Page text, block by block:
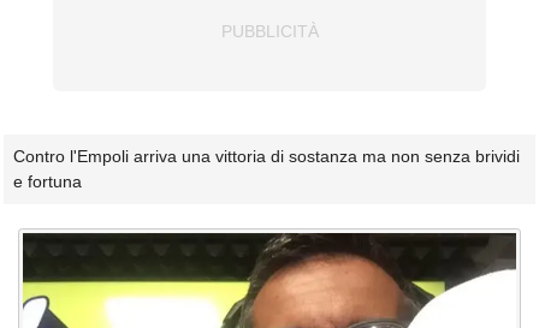
Contro l'Empoli arriva una vittoria di sostanza ma non senza brividi
e fortuna